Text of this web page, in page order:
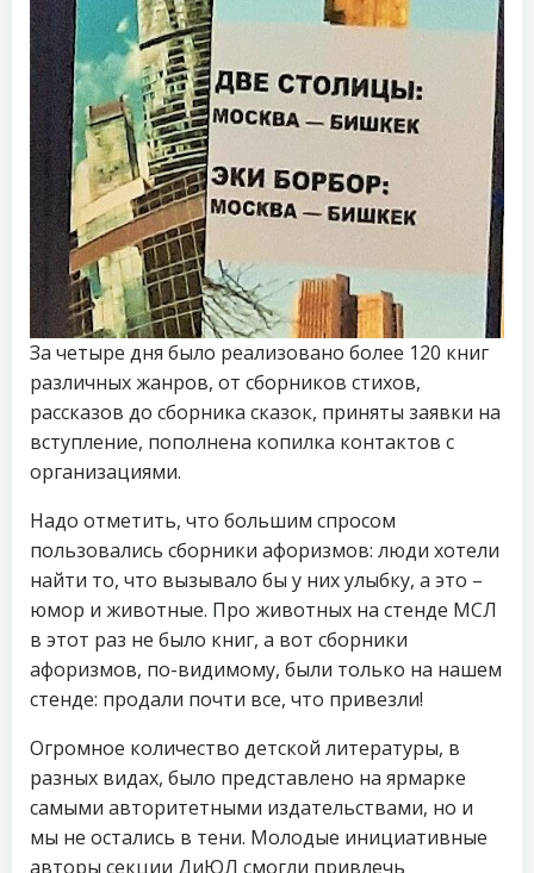
За четыре дня было реализовано более 120 книг
различных жанров, от сборников стихов,
рассказов до сборника сказок, приняты заявки на
вступление, пополнена копилка контактов с
организациями.
Надо отметить, что большим спросом
пользовались сборники афоризмов: люди хотели
найти то, что вызывало бы у них улыбку, а это –
юмор и животные. Про животных на стенде МСЛ
в этот раз не было книг, а вот сборники
афоризмов, по-видимому, были только на нашем
стенде: продали почти все, что привезли!
Огромное количество детской литературы, в
разных видах, было представлено на ярмарке
самыми авторитетными издательствами, но и
мы не остались в тени. Молодые инициативные
авторы секции ДиЮЛ смогли привлечь